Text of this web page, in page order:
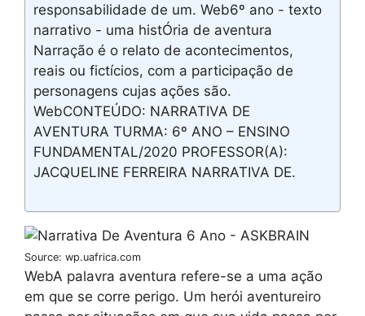
responsabilidade de um. Web6º ano - texto
narrativo - uma histÓria de aventura
Narração é o relato de acontecimentos,
reais ou fictícios, com a participação de
personagens cujas ações são.
WebCONTEÚDO: NARRATIVA DE
AVENTURA TURMA: 6º ANO – ENSINO
FUNDAMENTAL/2020 PROFESSOR(A):
JACQUELINE FERREIRA NARRATIVA DE.
Source: wp.uafrica.com
WebA palavra aventura refere-se a uma ação
em que se corre perigo. Um herói aventureiro